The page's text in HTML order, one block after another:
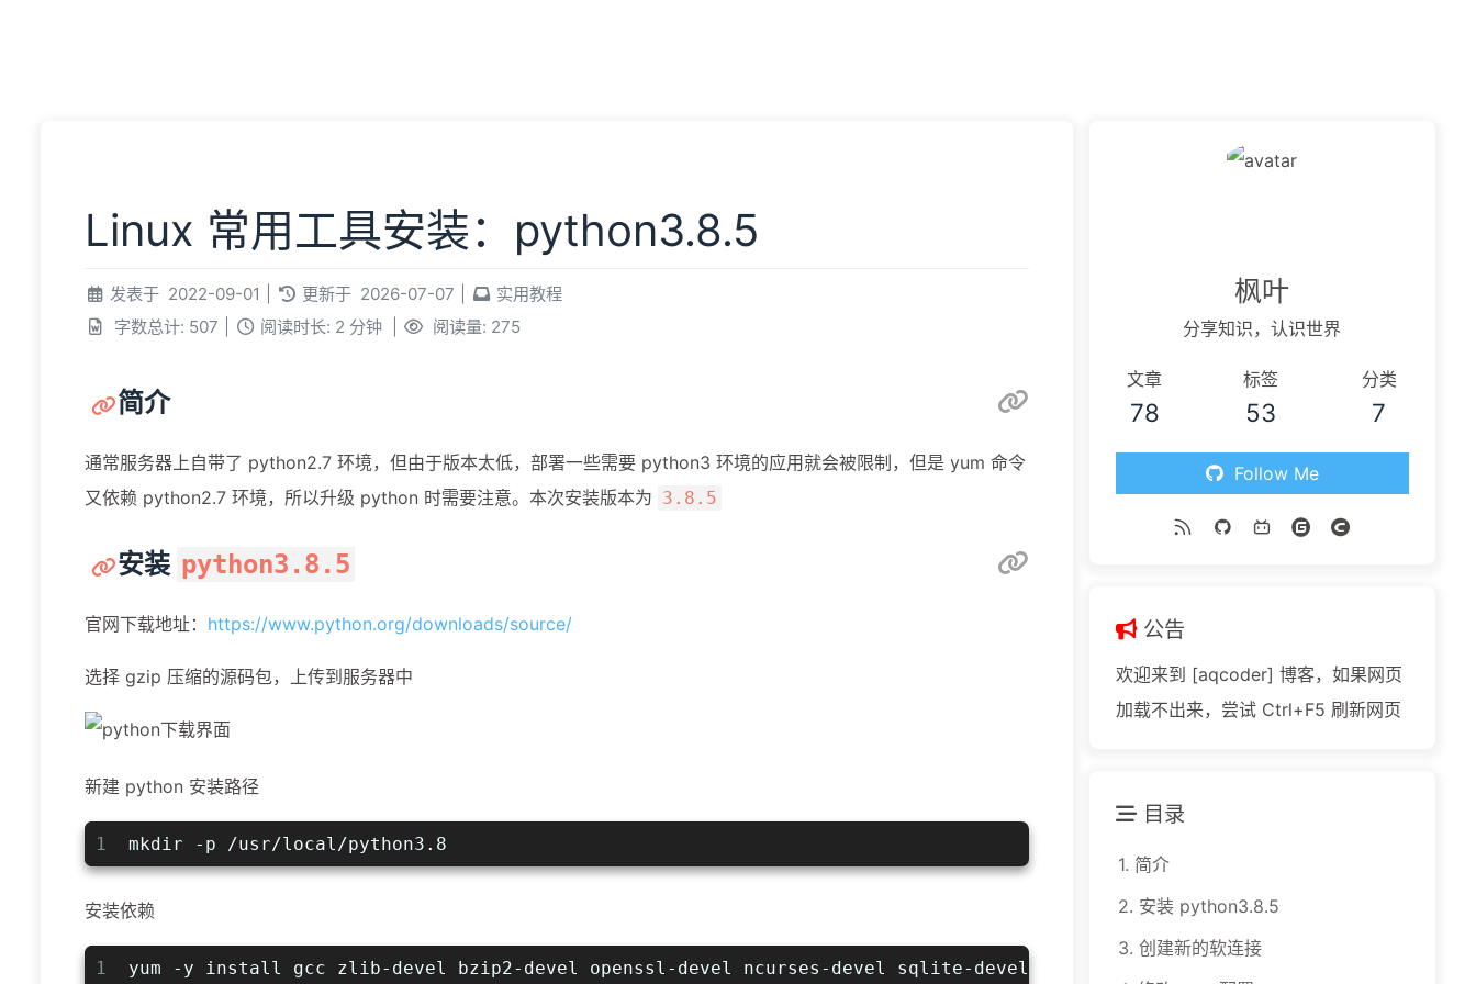
Linux 常用工具安装：python3.8.5
发表于 2022-09-01 更新于 2026-07-07
实用教程
字数总计: 507 阅读时长: 2 分钟 阅读量: 275
简介
通常服务器上自带了 python2.7 环境，但由于版本太低，部署一些需要 python3 环境的应用就会被限制，但是 yum 命令
又依赖 python2.7 环境，所以升级 python 时需要注意。本次安装版本为 3.8.5
安装 python3.8.5
官网下载地址： https://www.python.org/downloads/source/
选择 gzip 压缩的源码包，上传到服务器中
新建 python 安装路径
1 mkdir -p /usr/local/python3.8
安装依赖
1 yum -y install gcc zlib-devel bzip2-devel openssl-devel ncurses-devel sqlite-devel readline-devel tk-devel gdbm-devel
枫叶
分享知识，认识世界
文章
78
标签
53
分类
7
Follow Me
公告
欢迎来到 [aqcoder] 博客，如果网页
加载不出来，尝试 Ctrl+F5 刷新网页
目录
1. 简介
2. 安装 python3.8.5
3. 创建新的软连接